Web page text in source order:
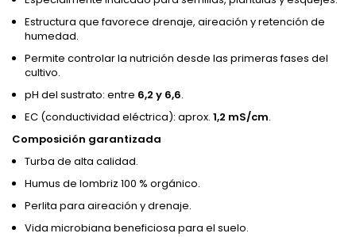
Estructura que favorece drenaje, aireación y retención de
humedad.
Permite controlar la nutrición desde las primeras fases del
cultivo.
pH del sustrato: entre 6,2 y 6,6.
EC (conductividad eléctrica): aprox. 1,2 mS/cm.
Composición garantizada
Turba de alta calidad.
Humus de lombriz 100 % orgánico.
Perlita para aireación y drenaje.
Vida microbiana beneficiosa para el suelo.